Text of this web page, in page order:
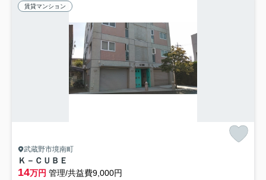
賃貸マンション
武蔵野市境南町
Ｋ－ＣＵＢＥ
14万円 管理/共益費9,000円